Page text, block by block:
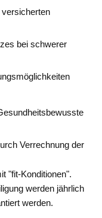
bei schwerer
Verrechnung der
"fit-Konditionen".
werden jährlich
werden.